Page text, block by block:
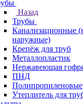
Назад
Трубы
Канализационные
наружные)
Крепёж для труб
Металлопластик
Нержавеющая
ПНД
Полипропиленовые
Утеплитель для